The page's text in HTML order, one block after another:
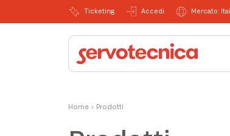
Ticketing Accedi Mercato:
Home › Prodotti